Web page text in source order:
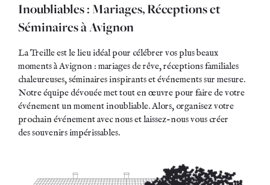
Inoubliables : Mariages, Réceptions et
Séminaires à Avignon
La Treille est le lieu idéal pour célébrer vos plus beaux
moments à Avignon : mariages de rêve, réceptions familiales
chaleureuses, séminaires inspirants et événements sur mesure.
Notre équipe dévouée met tout en œuvre pour faire de votre
événement un moment inoubliable. Alors, organisez votre
prochain événement avec nous et laissez-nous vous créer
des souvenirs impérissables.